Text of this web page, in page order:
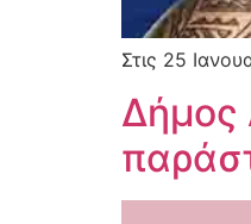
Στις 25
Δήμος